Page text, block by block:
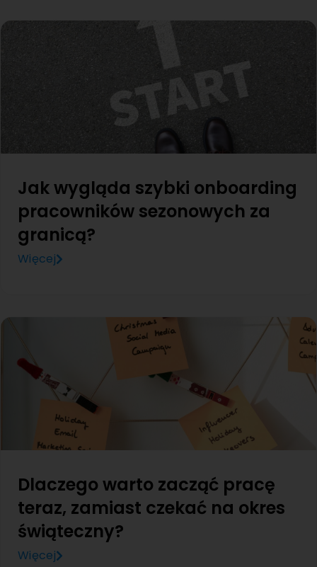
Jak wygląda szybki onboarding
pracowników sezonowych za
granicą?
Więcej
Dlaczego warto zacząć pracę
teraz, zamiast czekać na okres
świąteczny?
Więcej